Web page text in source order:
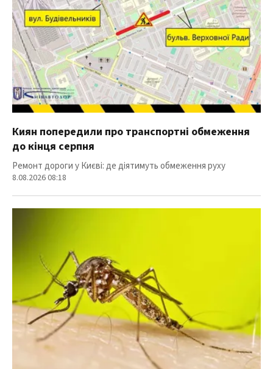
Киян попередили про транспортні обмеження
до кінця серпня
Ремонт дороги у Києві: де діятимуть обмеження руху
8.08.2026 08:18